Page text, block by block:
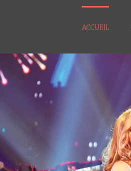
ACCUEIL